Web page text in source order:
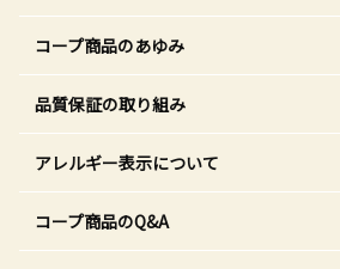
コープ商品のあゆみ
品質保証の取り組み
アレルギー表示について
コープ商品のQ&A